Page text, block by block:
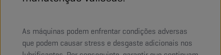
As máquinas podem enfrentar condições adversas
que podem causar stress e desgaste adicionais nos